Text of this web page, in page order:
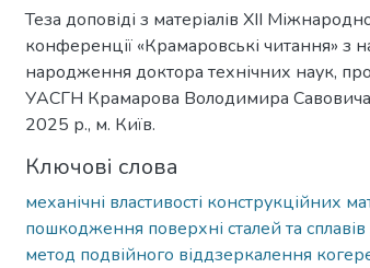
Теза доповіді з матеріалів ХІІ
конференції «Крамаровські читання» з
народження доктора технічних наук,
УАСГН Крамарова Володимира
2025 р., м. Київ.
Ключові слова
механічні властивості конструкційних
пошкодження поверхні сталей та сплавів
метод подвійного віддзеркалення